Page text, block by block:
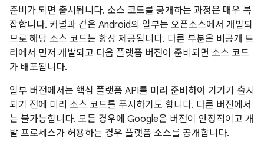
준비가 되면 출시됩니다. 소스 코드를 공개하는 과정은 매우 복
잡합니다. 커널과 같은 Android의 일부는 오픈소스에서 개발되
므로 해당 소스 코드는 항상 제공됩니다. 다른 부분은 비공개 트
리에서 먼저 개발되고 다음 플랫폼 버전이 준비되면 소스 코드
가 배포됩니다.
일부 버전에서는 핵심 플랫폼 API를 미리 준비하여 기기가 출시
되기 전에 미리 소스 코드를 푸시하기도 합니다. 다른 버전에서
는 불가능합니다. 모든 경우에 Google은 버전이 안정적이고 개
발 프로세스가 허용하는 경우 플랫폼 소스를 공개합니다.